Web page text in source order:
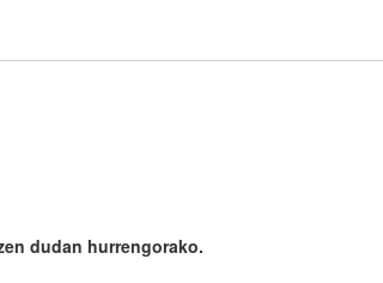
dudan hurrengorako.